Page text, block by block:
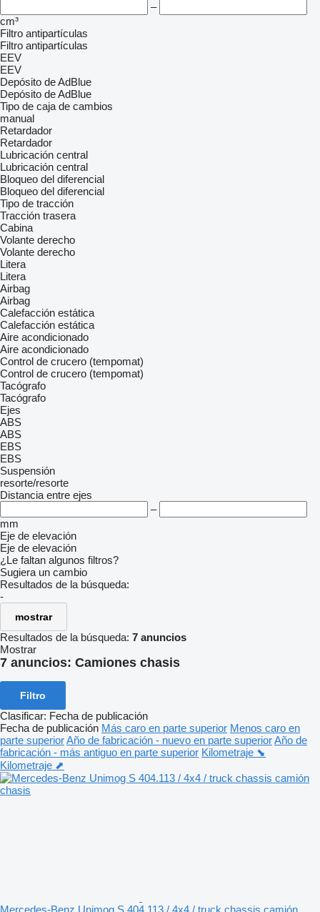
–
cm³
Filtro antipartículas
Filtro antipartículas
EEV
EEV
Depósito de AdBlue
Depósito de AdBlue
Tipo de caja de cambios
manual
Retardador
Retardador
Lubricación central
Lubricación central
Bloqueo del diferencial
Bloqueo del diferencial
Tipo de tracción
Tracción trasera
Cabina
Volante derecho
Volante derecho
Litera
Litera
Airbag
Airbag
Calefacción estática
Calefacción estática
Aire acondicionado
Aire acondicionado
Control de crucero (tempomat)
Control de crucero (tempomat)
Tacógrafo
Tacógrafo
Ejes
ABS
ABS
EBS
EBS
Suspensión
resorte/resorte
Distancia entre ejes
–
mm
Eje de elevación
Eje de elevación
¿Le faltan algunos filtros?
Sugiera un cambio
Resultados de la búsqueda:
-
mostrar
Resultados de la búsqueda: 7 anuncios
Mostrar
7 anuncios: Camiones chasis
Filtro
Clasificar: Fecha de publicación
Fecha de publicación Más caro en parte superior Menos caro en
parte superiorAño de fabricación - nuevo en parte superiorAño de
fabricación - más antiguo en parte superior Kilometraje ⬊
Kilometraje ⬈
Mercedes-Benz Unimog S 404.113 / 4x4 / truck chassis camión